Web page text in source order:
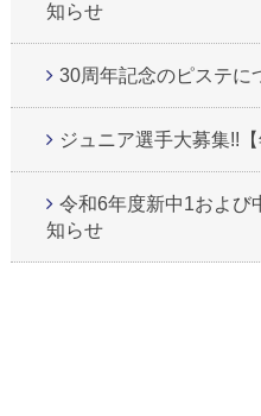
知らせ
30周年記念のピステに
ジュニア選手大募集!!
令和6年度新中1および
知らせ